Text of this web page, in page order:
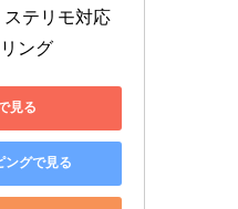
ステリモ対応
ング
見る
ングで見る